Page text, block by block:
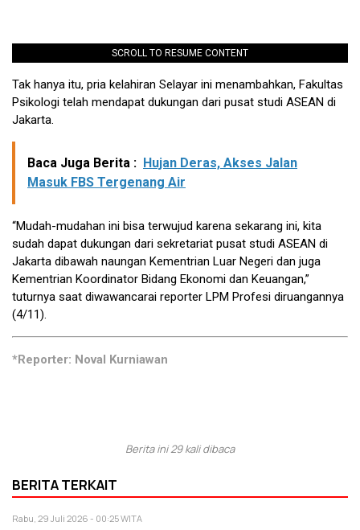
SCROLL TO RESUME CONTENT
Tak hanya itu, pria kelahiran Selayar ini menambahkan, Fakultas
Psikologi telah mendapat dukungan dari pusat studi ASEAN di
Jakarta.
Baca Juga Berita : Hujan Deras, Akses Jalan
Masuk FBS Tergenang Air
“Mudah-mudahan ini bisa terwujud karena sekarang ini, kita
sudah dapat dukungan dari sekretariat pusat studi ASEAN di
Jakarta dibawah naungan Kementrian Luar Negeri dan juga
Kementrian Koordinator Bidang Ekonomi dan Keuangan,”
tuturnya saat diwawancarai reporter LPM Profesi diruangannya
(4/11).
*Reporter: Noval Kurniawan
Berita ini 29 kali dibaca
BERITA TERKAIT
Rabu, 29 Juli 2026 - 00:25 WITA